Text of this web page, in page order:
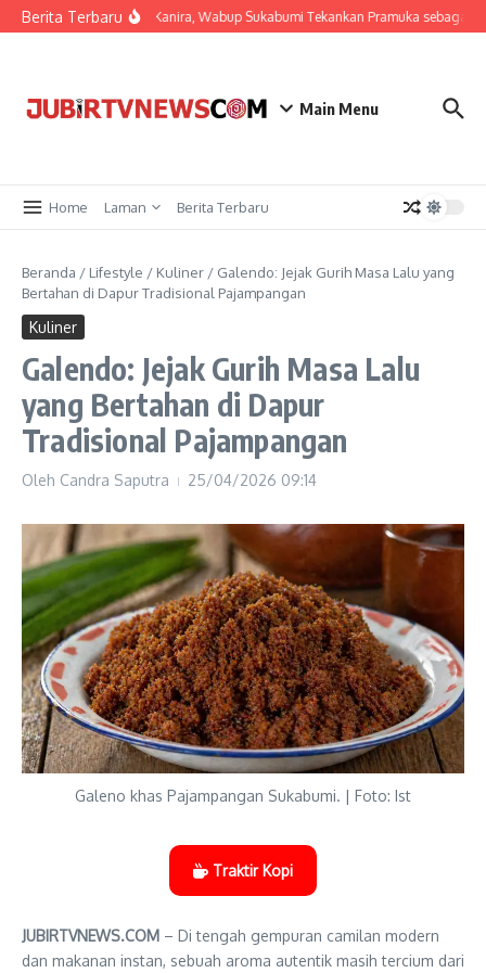
Berita Terbaru
Buka LT I dan Kanira, Wabup Sukabumi Tekankan Pramuka sebagai
Main Menu
Home Laman Berita Terbaru
Beranda / Lifestyle / Kuliner / Galendo: Jejak Gurih Masa Lalu yang
Bertahan di Dapur Tradisional Pajampangan
Kuliner
Galendo: Jejak Gurih Masa Lalu
yang Bertahan di Dapur
Tradisional Pajampangan
Oleh Candra Saputra 25/04/2026 09:14
Galeno khas Pajampangan Sukabumi. | Foto: Ist
Traktir Kopi
JUBIRTVNEWS.COM – Di tengah gempuran camilan modern
dan makanan instan, sebuah aroma autentik masih tercium dari